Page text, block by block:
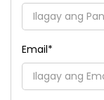
Email*